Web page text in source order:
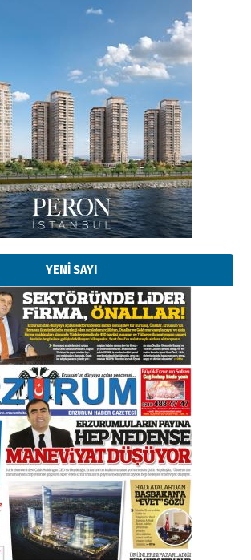
YENİ SAYI
BİNDESEN
Sekmen’den Erzurum’a
proje daha!
2026 Pazar
SABUNCUOĞLU
köşe taşları
2026 Pazartesi
GÜLERCİ
Şahsuvaroğlu ERKON’da
yukarı taşırken,
aşağı
BOZKURT
fotoğraf, bir şehir, bir
Dizginler kimin
2026 Salı
Yılmaz
BÖLÜM DEĞİL, BİR ÖMÜR
“NEDEN
ÜNİVERSİTESİ?”
2026 Salı
Gökhan YAZICI
Yesevi’den bir Alperen…
idi… Hakka yürüdü.!
2026 Perşembe